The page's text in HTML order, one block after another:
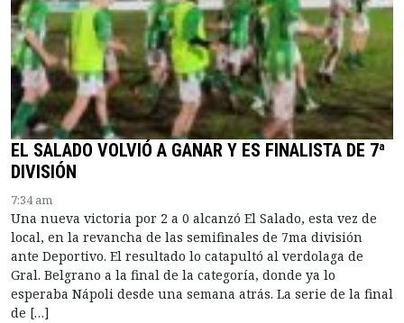
EL SALADO VOLVIÓ A GANAR Y ES FINALISTA DE 7ª
DIVISIÓN
7:34 am
Una nueva victoria por 2 a 0 alcanzó El Salado, esta vez de
local, en la revancha de las semifinales de 7ma división
ante Deportivo. El resultado lo catapultó al verdolaga de
Gral. Belgrano a la final de la categoría, donde ya lo
esperaba Nápoli desde una semana atrás. La serie de la final
de […]